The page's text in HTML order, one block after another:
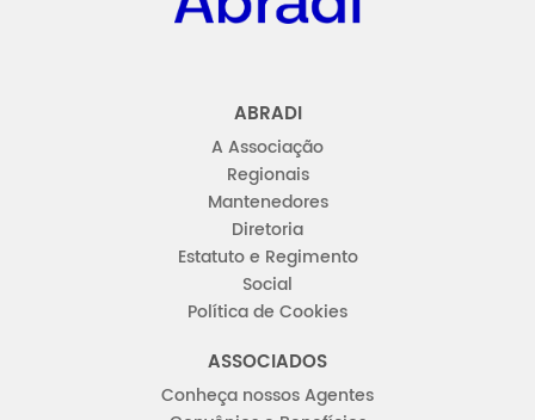
ABRADI
A Associação
Regionais
Mantenedores
Diretoria
Estatuto e Regimento
Social
Política de Cookies
ASSOCIADOS
Conheça nossos Agentes